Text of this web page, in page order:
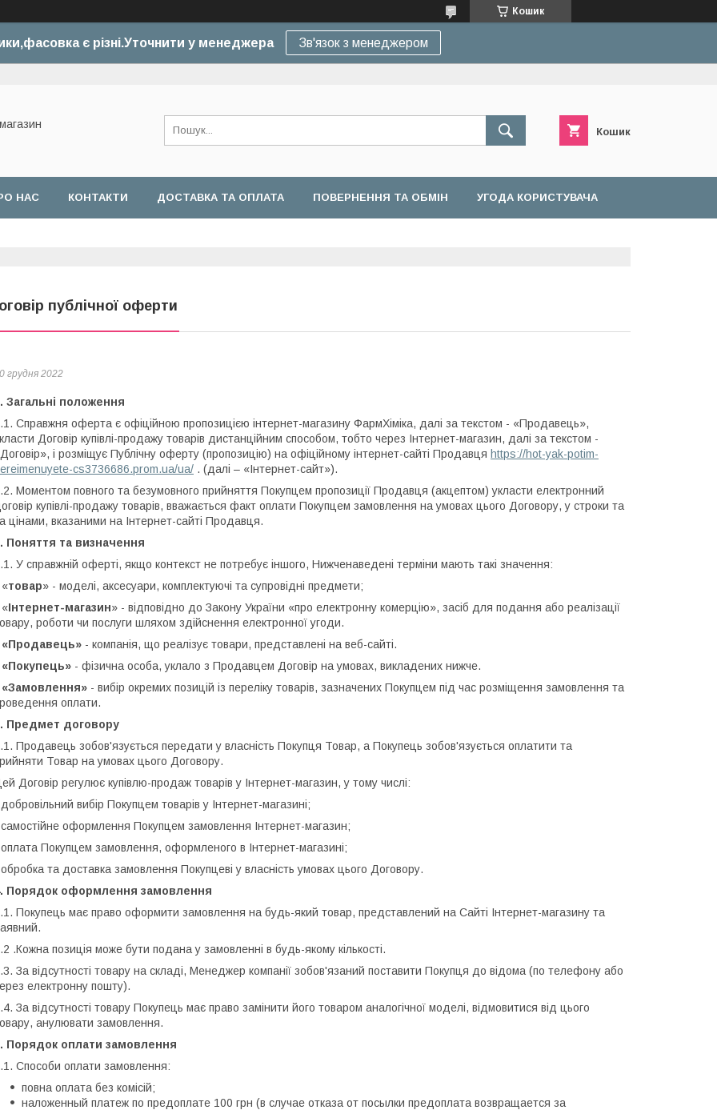
Кошик
є різні.Уточнити у менеджера Зв'язок з менеджером
Кошик
НАС КОНТАКТИ ДОСТАВКА ТА ОПЛАТА ПОВЕРНЕННЯ ТА ОБМІН УГОДА КОРИСТУВАЧА
публічної оферти
грудня 2022
Загальні положення
Справжня оферта є офіційною пропозицією інтернет-магазину ФармХіміка, далі за текстом - «Продавець»,
Договір купівлі-продажу товарів дистанційним способом, тобто через Інтернет-магазин, далі за текстом -
і розміщує Публічну оферту (пропозицію) на офіційному інтернет-сайті Продавця https://hot-yak-potim-
cs3736686.prom.ua/ua/ . (далі – «Інтернет-сайт»).
Моментом повного та безумовного прийняття Покупцем пропозиції Продавця (акцептом) укласти електронний
купівлі-продажу товарів, вважається факт оплати Покупцем замовлення на умовах цього Договору, у строки та
цінами, вказаними на Інтернет-сайті Продавця.
Поняття та визначення
У справжній оферті, якщо контекст не потребує іншого, Нижченаведені терміни мають такі значення:
товар» - моделі, аксесуари, комплектуючі та супровідні предмети;
Інтернет-магазин» - відповідно до Закону України «про електронну комерцію», засіб для подання або реалізації
роботи чи послуги шляхом здійснення електронної угоди.
«Продавець» - компанія, що реалізує товари, представлені на веб-сайті.
«Покупець» - фізична особа, уклало з Продавцем Договір на умовах, викладених нижче.
«Замовлення» - вибір окремих позицій із переліку товарів, зазначених Покупцем під час розміщення замовлення та
оплати.
Предмет договору
Продавець зобов'язується передати у власність Покупця Товар, а Покупець зобов'язується оплатити та
Товар на умовах цього Договору.
Договір регулює купівлю-продаж товарів у Інтернет-магазин, у тому числі:
вибір Покупцем товарів у Інтернет-магазині;
оформлення Покупцем замовлення Інтернет-магазин;
Покупцем замовлення, оформленого в Інтернет-магазині;
та доставка замовлення Покупцеві у власність умовах цього Договору.
Порядок оформлення замовлення
Покупець має право оформити замовлення на будь-який товар, представлений на Сайті Інтернет-магазину та
.Кожна позиція може бути подана у замовленні в будь-якому кількості.
За відсутності товару на складі, Менеджер компанії зобов'язаний поставити Покупця до відома (по телефону або
електронну пошту).
За відсутності товару Покупець має право замінити його товаром аналогічної моделі, відмовитися від цього
анулювати замовлення.
Порядок оплати замовлення
Способи оплати замовлення:
повна оплата без комісій;
наложенный платеж по предоплате 100 грн (в случае отказа от посылки предоплата возвращается за